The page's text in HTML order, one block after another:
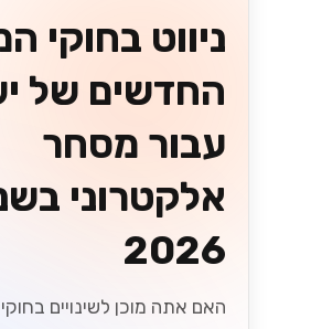
ניווט בחוקי
החדשים של
עבור מסחר
אלקטרוני
2026
האם אתה מוכן לשינויים